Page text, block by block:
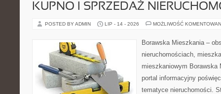
KUPNO I SPRZEDAŻ
POSTED BY ADMIN LIP - 14 - 2026 MOŻLIWOŚĆ
Borawska Mieszkania –
nieruchomościach,
mieszkaniowym Borawska
portal informacyjny
tematyce nieruchomości.